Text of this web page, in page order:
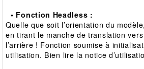
• Fonction Headless :
Quelle que soit l’orientation du
en tirant le manche de translation vers
l’arrière ! Fonction soumise à
utilisation. Bien lire la notice